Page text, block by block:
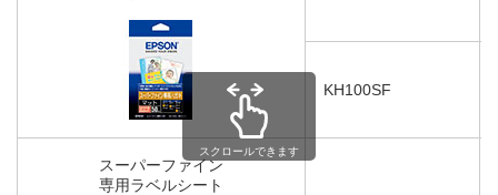
KH100SF
スーパーファイン
専用ラベルシート
スクロールできます